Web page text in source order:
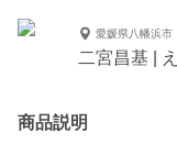
愛媛県八幡浜市
二宮昌基 |
商品説明